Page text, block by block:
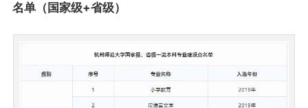
名单（国家级+省级）